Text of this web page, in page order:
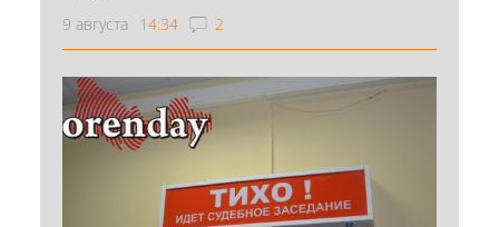
9 августа 14:34 2